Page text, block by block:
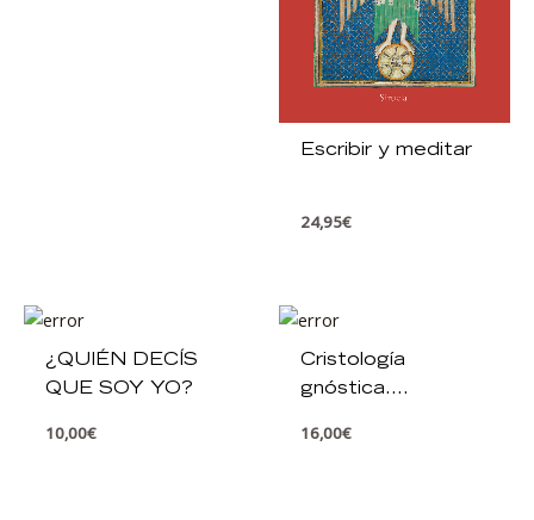
Escribir y meditar
24,95€
¿QUIÉN DECÍS
QUE SOY YO?
10,00€
Cristología
gnóstica.
soteriología de los
16,00€